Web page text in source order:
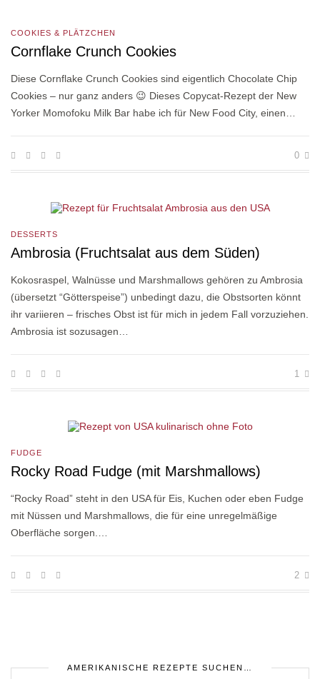
COOKIES & PLÄTZCHEN
Cornflake Crunch Cookies
Diese Cornflake Crunch Cookies sind eigentlich Chocolate Chip
Cookies – nur ganz anders 😉 Dieses Copycat-Rezept der New
Yorker Momofoku Milk Bar habe ich für New Food City, einen…
0
DESSERTS
Ambrosia (Fruchtsalat aus dem Süden)
Kokosraspel, Walnüsse und Marshmallows gehören zu Ambrosia
(übersetzt “Götterspeise”) unbedingt dazu, die Obstsorten könnt
ihr variieren – frisches Obst ist für mich in jedem Fall vorzuziehen.
Ambrosia ist sozusagen…
1
FUDGE
Rocky Road Fudge (mit Marshmallows)
“Rocky Road” steht in den USA für Eis, Kuchen oder eben Fudge
mit Nüssen und Marshmallows, die für eine unregelmäßige
Oberfläche sorgen.…
2
AMERIKANISCHE REZEPTE SUCHEN…